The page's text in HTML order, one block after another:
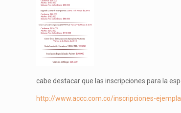
cabe destacar que las inscripciones para la
http://www.accc.com.co/inscripciones-